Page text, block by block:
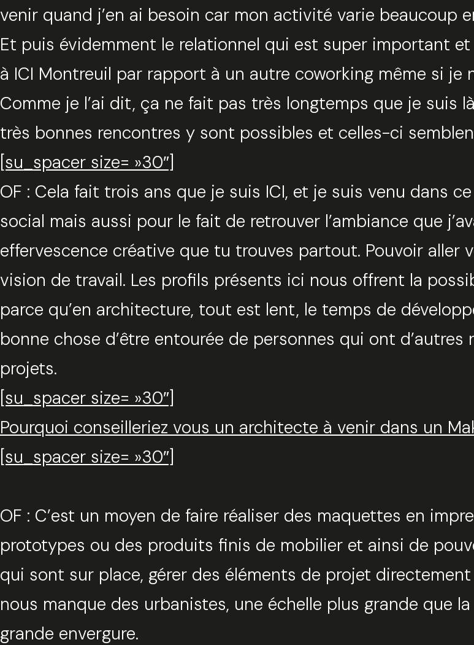
venir quand j’en ai besoin car mon activité varie beaucoup
Et puis évidemment le relationnel qui est super important
à ICI Montreuil par rapport à un autre coworking même si je
Comme je l’ai dit, ça ne fait pas très longtemps que je suis
très bonnes rencontres y sont possibles et celles-ci
[su_spacer size= »30″]
OF : Cela fait trois ans que je suis ICI, et je suis venu dans
social mais aussi pour le fait de retrouver l’ambiance que
effervescence créative que tu trouves partout. Pouvoir aller
vision de travail. Les profils présents ici nous offrent la
parce qu’en architecture, tout est lent, le temps de
bonne chose d’être entourée de personnes qui ont
projets.
[su_spacer size= »30″]
Pourquoi conseilleriez vous un architecte à venir dans un
[su_spacer size= »30″]
OF : C’est un moyen de faire réaliser des maquettes en
prototypes ou des produits finis de mobilier et ainsi de
qui sont sur place, gérer des éléments de projet
nous manque des urbanistes, une échelle plus grande que
grande envergure.